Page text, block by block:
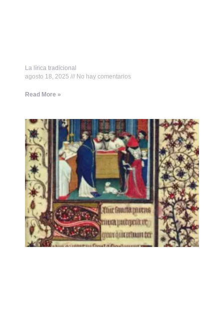
La lírica tradicional
agosto 18, 2025
No hay comentarios
Read More »